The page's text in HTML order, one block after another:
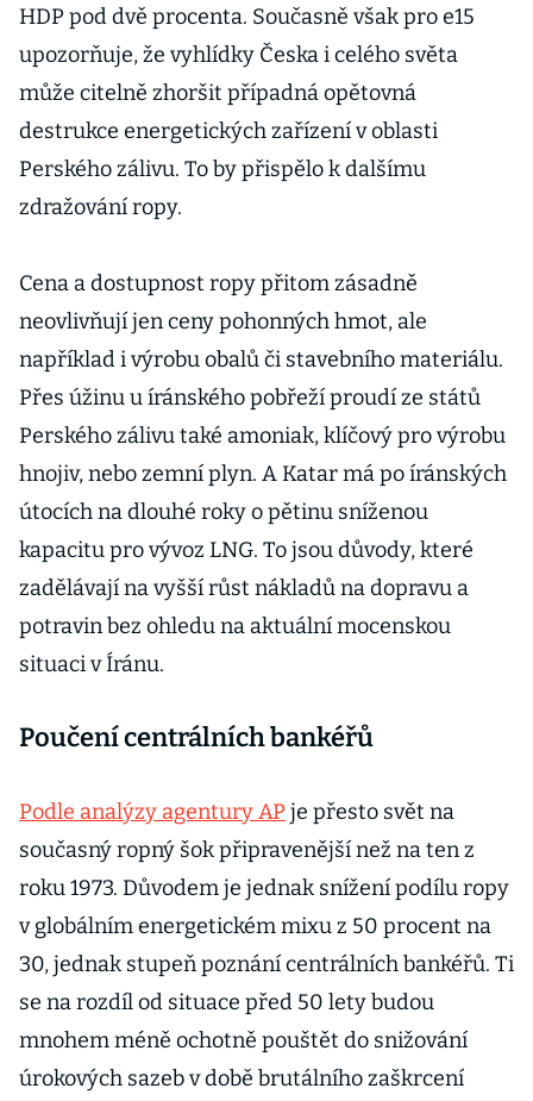
HDP pod dvě procenta. Současně však pro e15
upozorňuje, že vyhlídky Česka i celého světa
může citelně zhoršit případná opětovná
destrukce energetických zařízení v oblasti
Perského zálivu. To by přispělo k dalšímu
zdražování ropy.
Cena a dostupnost ropy přitom zásadně
neovlivňují jen ceny pohonných hmot, ale
například i výrobu obalů či stavebního materiálu.
Přes úžinu u íránského pobřeží proudí ze států
Perského zálivu také amoniak, klíčový pro výrobu
hnojiv, nebo zemní plyn. A Katar má po íránských
útocích na dlouhé roky o pětinu sníženou
kapacitu pro vývoz LNG. To jsou důvody, které
zadělávají na vyšší růst nákladů na dopravu a
potravin bez ohledu na aktuální mocenskou
situaci v Íránu.
Poučení centrálních bankéřů
Podle analýzy agentury AP je přesto svět na
současný ropný šok připravenější než na ten z
roku 1973. Důvodem je jednak snížení podílu ropy
v globálním energetickém mixu z 50 procent na
30, jednak stupeň poznání centrálních bankéřů. Ti
se na rozdíl od situace před 50 lety budou
mnohem méně ochotně pouštět do snižování
úrokových sazeb v době brutálního zaškrcení